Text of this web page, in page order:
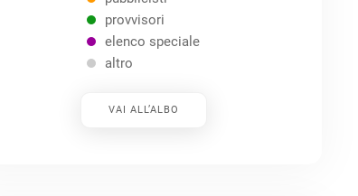
provvisori
elenco speciale
altro
VAI ALL’ALBO